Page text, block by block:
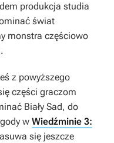
produkcja studia
świat
monstra częściowo
z powyższego
części graczom
Biały Sad, do
w Wiedźminie 3:
się jeszcze